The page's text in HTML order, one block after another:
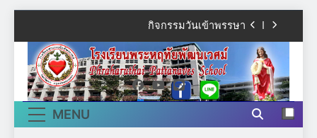
content
กิจกรรมวันเข้าพรรษา
กิจกรรมเฉลิมพระชนมพรรษา ร.10
นิทศการสอน
โรงเรียนพระหฤทัย
พัฒนเวศม์
Phraharuthai
Pattanaves
School
MENU